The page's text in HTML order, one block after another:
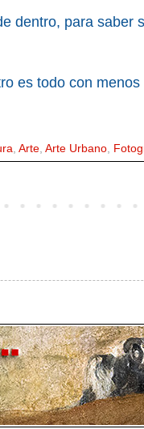
dentro, para saber
es todo con
Arte, Arte Urbano,